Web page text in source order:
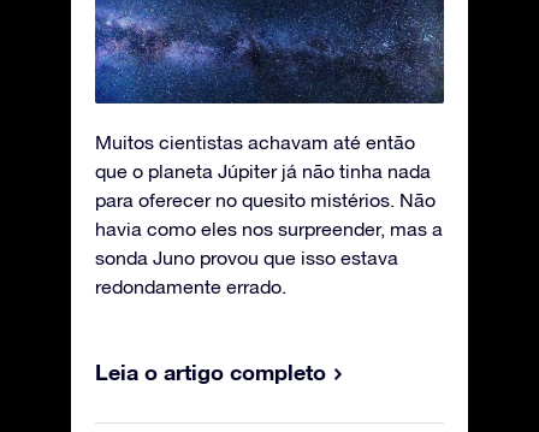
Muitos cientistas achavam até então
que o planeta Júpiter já não tinha nada
para oferecer no quesito mistérios. Não
havia como eles nos surpreender, mas a
sonda Juno provou que isso estava
redondamente errado.
Leia o artigo completo